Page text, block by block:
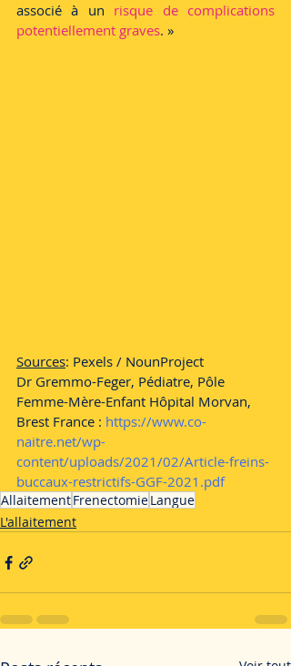
associé à un risque de complications
potentiellement graves. »
Sources: Pexels / NounProject
Dr Gremmo-Feger, Pédiatre, Pôle
Femme-Mère-Enfant Hôpital Morvan,
Brest France : https://www.co-
naitre.net/wp-
content/uploads/2021/02/Article-freins-
buccaux-restrictifs-GGF-2021.pdf
AllaitementFrenectomieLangue
L'allaitement